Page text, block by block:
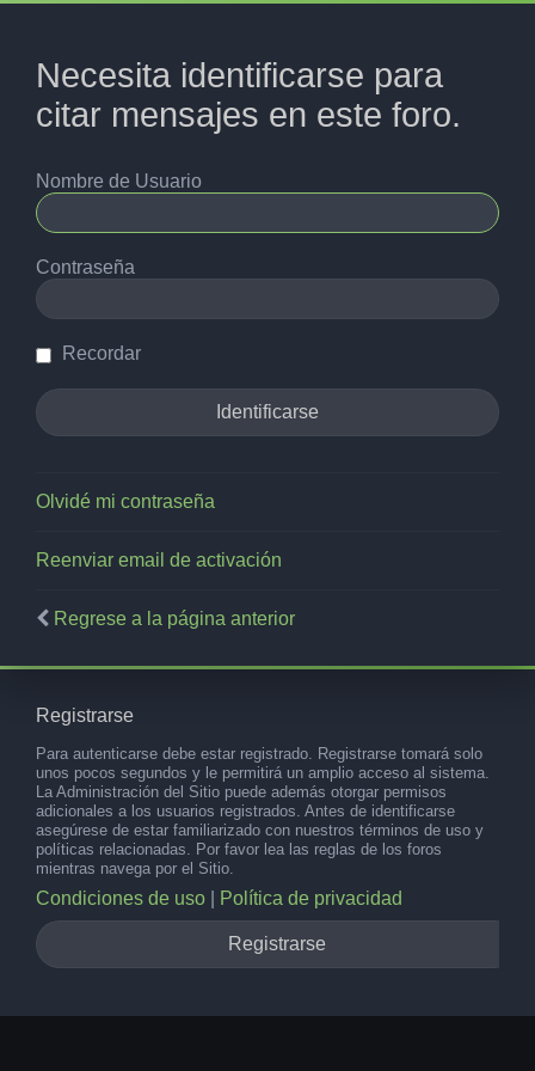
Necesita identificarse para
citar mensajes en este foro.
Nombre de Usuario
Contraseña
Recordar
Olvidé mi contraseña
Reenviar email de activación
Regrese a la página anterior
Registrarse
Para autenticarse debe estar registrado. Registrarse tomará solo
unos pocos segundos y le permitirá un amplio acceso al sistema.
La Administración del Sitio puede además otorgar permisos
adicionales a los usuarios registrados. Antes de identificarse
asegúrese de estar familiarizado con nuestros términos de uso y
políticas relacionadas. Por favor lea las reglas de los foros
mientras navega por el Sitio.
Condiciones de uso Política de privacidad
Registrarse